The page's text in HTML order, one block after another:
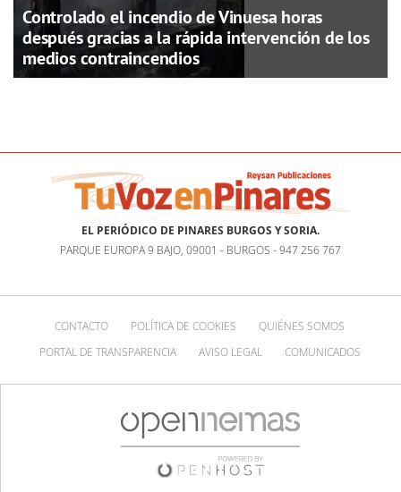
Controlado el incendio de Vinuesa horas
después gracias a la rápida intervención de los
medios contraincendios
EL PERIÓDICO DE PINARES BURGOS Y SORIA.
PARQUE EUROPA 9 BAJO, 09001 - BURGOS - 947 256 767
CONTACTO POLÍTICA DE COOKIES
QUIÉNES SOMOS
PORTAL DE TRANSPARENCIA
AVISO LEGAL COMUNICADOS